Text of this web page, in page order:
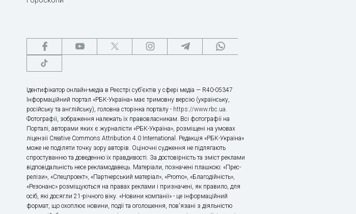
Ідентифікатор онлайн-медіа в Реєстрі суб’єктів у сфері медіа — R40-05347
Інформаційний портал «РБК-Україна» має тримовну версію (українську,
російську та англійську), головна сторінка порталу - https://www.rbc.ua.
Фотографії, зображення належать їх правовласникам. Всі фотографії на
Порталі, авторами яких є журналісти «РБК-Україна», розміщені на умовах
ліцензії Creative Commons Attribution 4.0 International. Редакція «РБК-Україна»
може не поділяти точку зору авторів. Оціночні судження не підлягають
спростуванню та доведенню їх правдивості. За достовірність та зміст реклами
відповідальність несе рекламодавець. Матеріали, позначені плашкою: «Прес-
релізи», «Спецпроект», «Партнерський матеріал», «Promo», «Благодійність»,
«Резонанс» розміщуються на правах реклами і призначені, як правило, для
осіб, які досягли 21-річного віку. «Новини компанії» - це інформаційний
формат, що охоплює новини, події та оголошення, пов'язані з діяльністю